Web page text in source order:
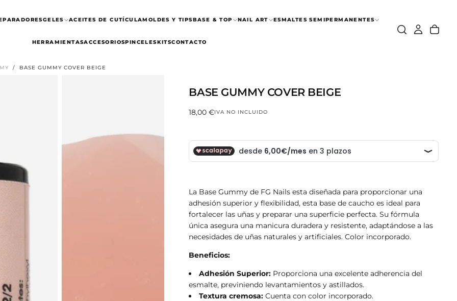
GELES ACEITES DE CUTÍCULAMOLDES Y TIPSBASE & TOP NAIL ART ESMALTES SEMIPERMANENTES
HERRAMIENTASACCESORIOSPINCELESKITSCONTACTO
/ BASE GUMMY COVER BEIGE
BASE GUMMY COVER BEIGE
18,00
Precio
18,00 €IVA NO INCLUIDO
La Base Gummy de FG Nails esta diseñada para proporcionar una
adhesión superior y flexibilidad, esta base de caucho es ideal para
fortalecer las uñas y preparar una superficie perfecta. Su fórmula
única asegura una manicura duradera y resistente, adaptándose a las
necesidades de uñas naturales y artificiales. Color incorporado.
Beneficios:
Adhesión Superior: Proporciona una excelente adherencia del
esmalte, previniendo levantamientos y astillados.
Textura cremosa: Cuenta con color incorporado.